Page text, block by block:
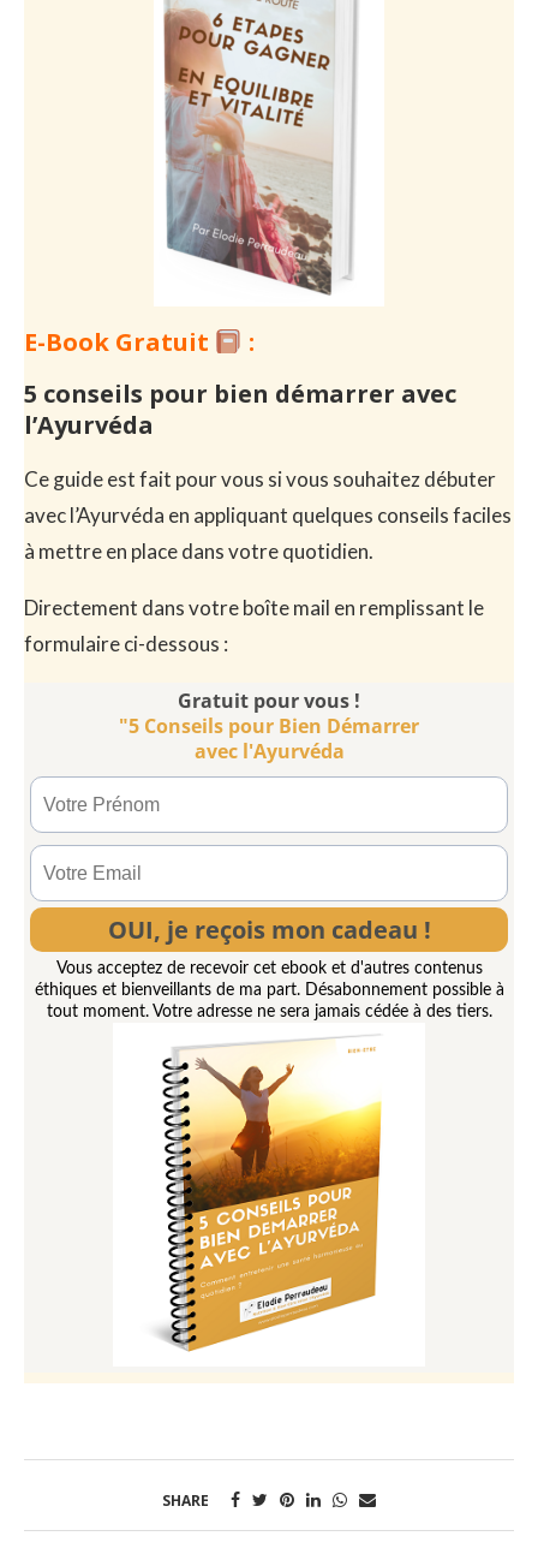
E-Book Gratuit
:
5 conseils pour bien démarrer avec
l’Ayurvéda
Ce guide est fait pour vous si vous souhaitez débuter
avec l’Ayurvéda en appliquant quelques conseils faciles
à mettre en place dans votre quotidien.
Directement dans votre boîte mail en remplissant le
formulaire ci-dessous :
SHARE